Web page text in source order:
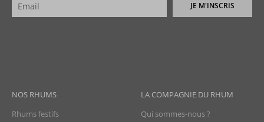
JE M'INSCRIS
NOS RHUMS
Rhums festifs
LA COMPAGNIE DU RHUM
Qui sommes-nous ?